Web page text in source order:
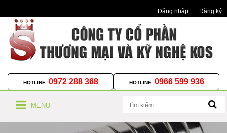
Đăng nhập Đăng ký
HOTLINE: 0972 288 368 HOTLINE: 0966 599 936
MENU